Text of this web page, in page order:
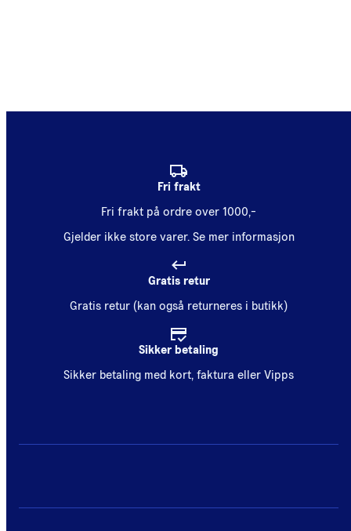
Fri frakt
Fri frakt på ordre over 1000,-
Gjelder ikke store varer. Se mer informasjon
Gratis retur
Gratis retur (kan også returneres i butikk)
Sikker betaling
Sikker betaling med kort, faktura eller Vipps